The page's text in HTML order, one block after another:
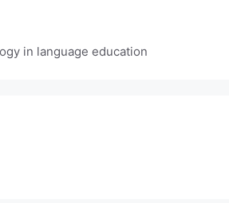
in language education